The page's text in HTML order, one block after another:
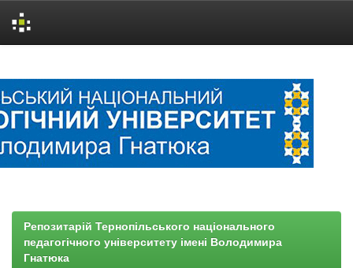
Репозитарій Тернопільського національного
педагогічного університету імені Володимира
Гнатюка